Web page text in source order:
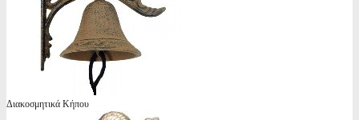
Διακοσμητικά Κήπου